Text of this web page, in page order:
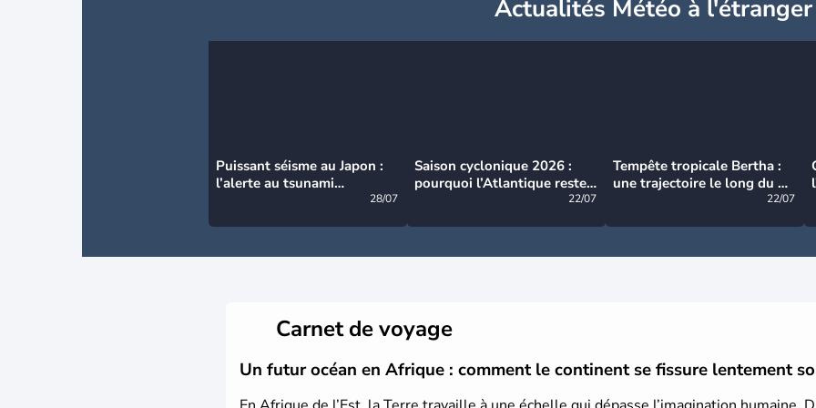
Actualités Météo à l'étranger
Puissant séisme au Japon :
l’alerte au tsunami
28/07
Saison cyclonique 2026 :
pourquoi l’Atlantique reste
22/07
Tempête tropicale Bertha :
une trajectoire le long du du
22/07
Carnet de voyage
Un futur océan en Afrique : comment le continent se fissure lentement